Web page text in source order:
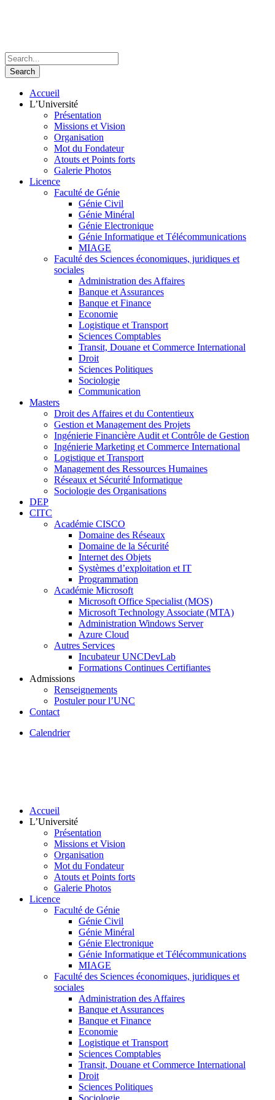
Accueil
L’Université
Présentation
Missions et Vision
Organisation
Mot du Fondateur
Atouts et Points forts
Galerie Photos
Licence
Faculté de Génie
Génie Civil
Génie Minéral
Génie Electronique
Génie Informatique et Télécommunications
MIAGE
Faculté des Sciences économiques, juridiques et
sociales
Administration des Affaires
Banque et Assurances
Banque et Finance
Economie
Logistique et Transport
Sciences Comptables
Transit, Douane et Commerce International
Droit
Sciences Politiques
Sociologie
Communication
Masters
Droit des Affaires et du Contentieux
Gestion et Management des Projets
Ingénierie Financière Audit et Contrôle de Gestion
Ingénierie Marketing et Commerce International
Logistique et Transport
Management des Ressources Humaines
Réseaux et Sécurité Informatique
Sociologie des Organisations
DEP
CITC
Académie CISCO
Domaine des Réseaux
Domaine de la Sécurité
Internet des Objets
Systèmes d’exploitation et IT
Programmation
Académie Microsoft
Microsoft Office Specialist (MOS)
Microsoft Technology Associate (MTA)
Administration Windows Server
Azure Cloud
Autres Services
Incubateur UNCDevLab
Formations Continues Certifiantes
Admissions
Renseignements
Postuler pour l’UNC
Contact
Calendrier
Accueil
L’Université
Présentation
Missions et Vision
Organisation
Mot du Fondateur
Atouts et Points forts
Galerie Photos
Licence
Faculté de Génie
Génie Civil
Génie Minéral
Génie Electronique
Génie Informatique et Télécommunications
MIAGE
Faculté des Sciences économiques, juridiques et
sociales
Administration des Affaires
Banque et Assurances
Banque et Finance
Economie
Logistique et Transport
Sciences Comptables
Transit, Douane et Commerce International
Droit
Sciences Politiques
Sociologie